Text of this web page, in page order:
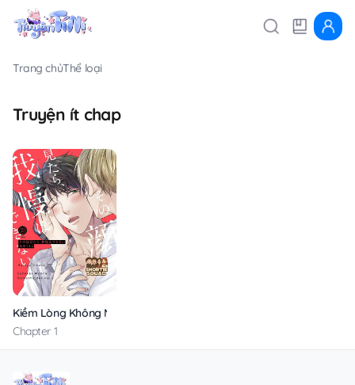
Trang chủThể loại
Truyện ít chap
Kiềm Lòng Không Nổi Trước Vẻ Mặt Đó Của Anh
Chapter 1